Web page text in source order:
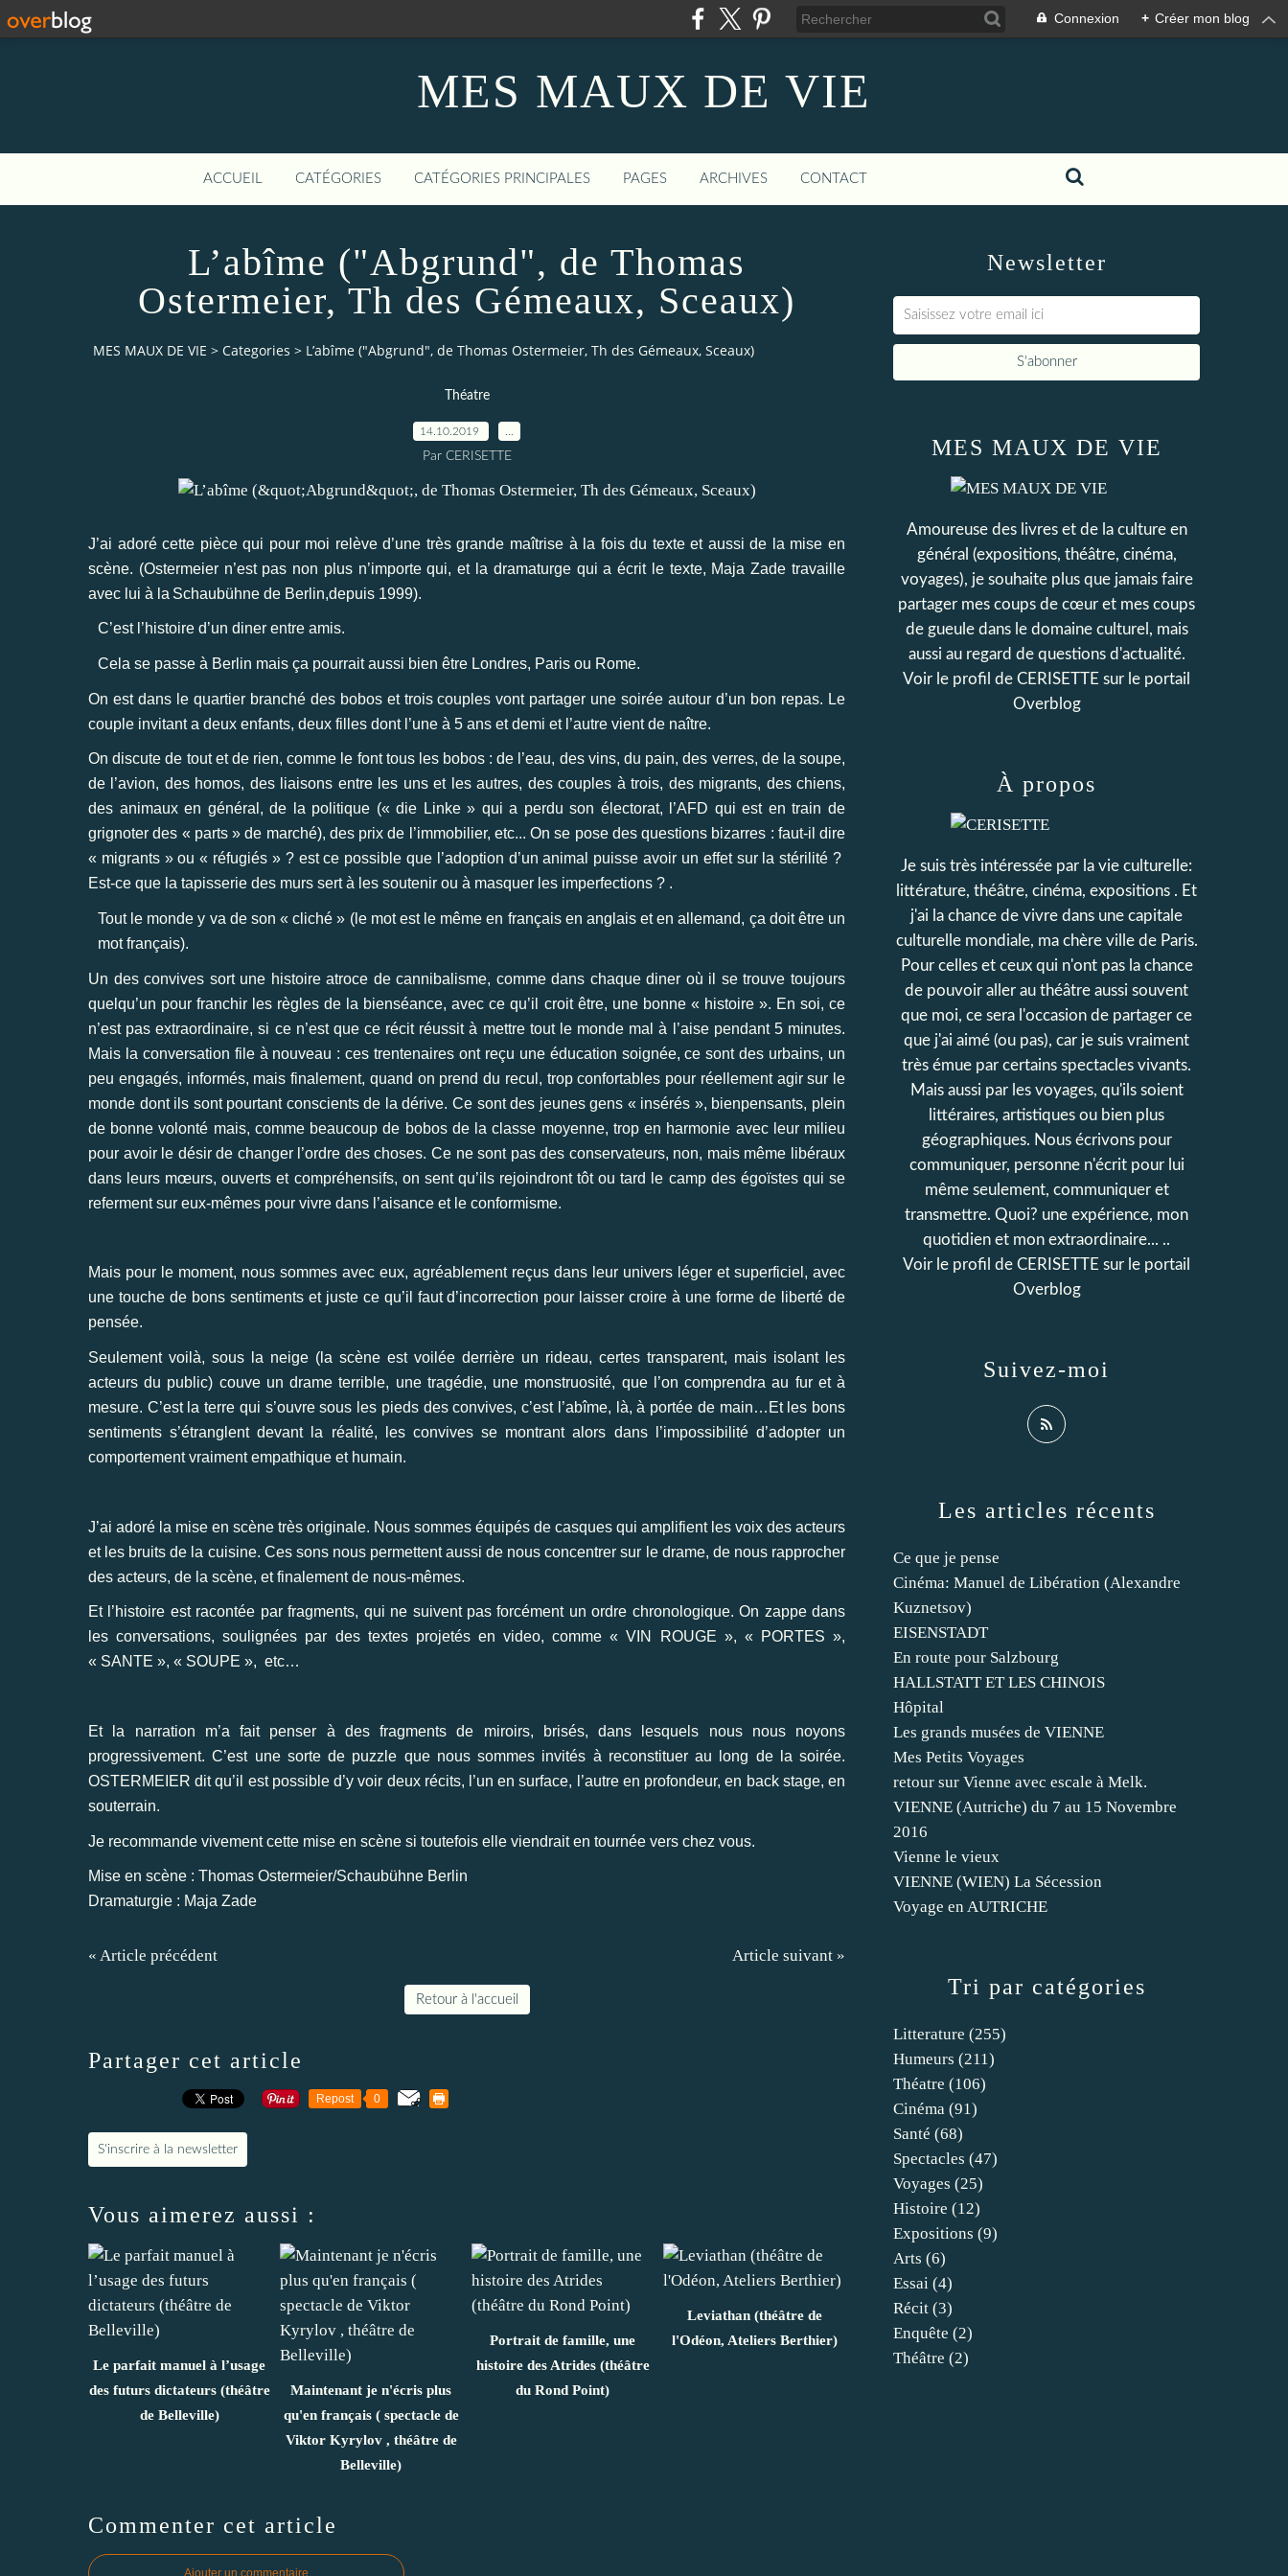
Connexion + Créer mon blog
MES MAUX DE VIE
ACCUEIL CATÉGORIES CATÉGORIES PRINCIPALES PAGES ARCHIVES CONTACT
L’abîme ("Abgrund", de Thomas
Ostermeier, Th des Gémeaux, Sceaux)
MES MAUX DE VIE > Categories > L’abîme ("Abgrund", de Thomas Ostermeier, Th des Gémeaux, Sceaux)
Théatre
14.10.2019
Par CERISETTE
J’ai adoré cette pièce qui pour moi relève d’une très grande maîtrise à la fois du texte et aussi de la mise en
scène. (Ostermeier n’est pas non plus n’importe qui, et la dramaturge qui a écrit le texte, Maja Zade travaille
avec lui à la Schaubühne de Berlin,depuis 1999).
C’est l’histoire d’un diner entre amis.
Cela se passe à Berlin mais ça pourrait aussi bien être Londres, Paris ou Rome.
On est dans le quartier branché des bobos et trois couples vont partager une soirée autour d’un bon repas. Le
couple invitant a deux enfants, deux filles dont l’une à 5 ans et demi et l’autre vient de naître.
On discute de tout et de rien, comme le font tous les bobos : de l’eau, des vins, du pain, des verres, de la soupe,
de l’avion, des homos, des liaisons entre les uns et les autres, des couples à trois, des migrants, des chiens,
des animaux en général, de la politique (« die Linke » qui a perdu son électorat, l’AFD qui est en train de
grignoter des « parts » de marché), des prix de l’immobilier, etc... On se pose des questions bizarres : faut-il dire
« migrants » ou « réfugiés » ? est ce possible que l’adoption d’un animal puisse avoir un effet sur la stérilité ?
Est-ce que la tapisserie des murs sert à les soutenir ou à masquer les imperfections ? .
Tout le monde y va de son « cliché » (le mot est le même en français en anglais et en allemand, ça doit être un
mot français).
Un des convives sort une histoire atroce de cannibalisme, comme dans chaque diner où il se trouve toujours
quelqu’un pour franchir les règles de la bienséance, avec ce qu’il croit être, une bonne « histoire ». En soi, ce
n’est pas extraordinaire, si ce n’est que ce récit réussit à mettre tout le monde mal à l’aise pendant 5 minutes.
Mais la conversation file à nouveau : ces trentenaires ont reçu une éducation soignée, ce sont des urbains, un
peu engagés, informés, mais finalement, quand on prend du recul, trop confortables pour réellement agir sur le
monde dont ils sont pourtant conscients de la dérive. Ce sont des jeunes gens « insérés », bienpensants, plein
de bonne volonté mais, comme beaucoup de bobos de la classe moyenne, trop en harmonie avec leur milieu
pour avoir le désir de changer l’ordre des choses. Ce ne sont pas des conservateurs, non, mais même libéraux
dans leurs mœurs, ouverts et compréhensifs, on sent qu’ils rejoindront tôt ou tard le camp des égoïstes qui se
referment sur eux-mêmes pour vivre dans l’aisance et le conformisme.
Mais pour le moment, nous sommes avec eux, agréablement reçus dans leur univers léger et superficiel, avec
une touche de bons sentiments et juste ce qu’il faut d’incorrection pour laisser croire à une forme de liberté de
pensée.
Seulement voilà, sous la neige (la scène est voilée derrière un rideau, certes transparent, mais isolant les
acteurs du public) couve un drame terrible, une tragédie, une monstruosité, que l’on comprendra au fur et à
mesure. C’est la terre qui s’ouvre sous les pieds des convives, c’est l’abîme, là, à portée de main…Et les bons
sentiments s’étranglent devant la réalité, les convives se montrant alors dans l’impossibilité d’adopter un
comportement vraiment empathique et humain.
J’ai adoré la mise en scène très originale. Nous sommes équipés de casques qui amplifient les voix des acteurs
et les bruits de la cuisine. Ces sons nous permettent aussi de nous concentrer sur le drame, de nous rapprocher
des acteurs, de la scène, et finalement de nous-mêmes.
Et l’histoire est racontée par fragments, qui ne suivent pas forcément un ordre chronologique. On zappe dans
les conversations, soulignées par des textes projetés en video, comme « VIN ROUGE », « PORTES »,
« SANTE », « SOUPE », etc…
Et la narration m’a fait penser à des fragments de miroirs, brisés, dans lesquels nous nous noyons
progressivement. C’est une sorte de puzzle que nous sommes invités à reconstituer au long de la soirée.
OSTERMEIER dit qu’il est possible d’y voir deux récits, l’un en surface, l’autre en profondeur, en back stage, en
souterrain.
Je recommande vivement cette mise en scène si toutefois elle viendrait en tournée vers chez vous.
Mise en scène : Thomas Ostermeier/Schaubühne Berlin
Dramaturgie : Maja Zade
« Article précédent Article suivant »
Retour à l'accueil
Partager cet article
Repost 0
S'inscrire à la newsletter
Vous aimerez aussi :
Le parfait manuel à l’usage
des futurs dictateurs (théâtre
de Belleville)
Maintenant je n'écris plus
qu'en français ( spectacle de
Viktor Kyrylov , théâtre de
Belleville)
Portrait de famille, une
histoire des Atrides (théâtre
du Rond Point)
Leviathan (théâtre de
l'Odéon, Ateliers Berthier)
Commenter cet article
Ajouter un commentaire
Newsletter
Tri par catégories
Litterature (255)
Humeurs (211)
Théatre (106)
Cinéma (91)
Santé (68)
Spectacles (47)
Voyages (25)
Histoire (12)
Expositions (9)
Arts (6)
Essai (4)
Récit (3)
Enquête (2)
Théâtre (2)
Les articles récents
Ce que je pense
Cinéma: Manuel de Libération (Alexandre
Kuznetsov)
EISENSTADT
En route pour Salzbourg
HALLSTATT ET LES CHINOIS
Hôpital
Les grands musées de VIENNE
Mes Petits Voyages
retour sur Vienne avec escale à Melk.
VIENNE (Autriche) du 7 au 15 Novembre
2016
Vienne le vieux
VIENNE (WIEN) La Sécession
Voyage en AUTRICHE
MES MAUX DE VIE
Amoureuse des livres et de la culture en
général (expositions, théâtre, cinéma,
voyages), je souhaite plus que jamais faire
partager mes coups de cœur et mes coups
de gueule dans le domaine culturel, mais
aussi au regard de questions d'actualité.
Voir le profil de CERISETTE sur le portail
Overblog
Suivez-moi
À propos
Je suis très intéressée par la vie culturelle:
littérature, théâtre, cinéma, expositions . Et
j'ai la chance de vivre dans une capitale
culturelle mondiale, ma chère ville de Paris.
Pour celles et ceux qui n'ont pas la chance
de pouvoir aller au théâtre aussi souvent
que moi, ce sera l'occasion de partager ce
que j'ai aimé (ou pas), car je suis vraiment
très émue par certains spectacles vivants.
Mais aussi par les voyages, qu'ils soient
littéraires, artistiques ou bien plus
géographiques. Nous écrivons pour
communiquer, personne n'écrit pour lui
même seulement, communiquer et
transmettre. Quoi? une expérience, mon
quotidien et mon extraordinaire... ..
Voir le profil de CERISETTE sur le portail
Overblog